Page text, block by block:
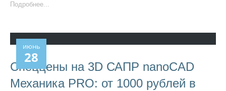
Подробнее...
июнь
28
Спеццены на 3D САПР nanoCAD
Механика PRO: от 1000 рублей в